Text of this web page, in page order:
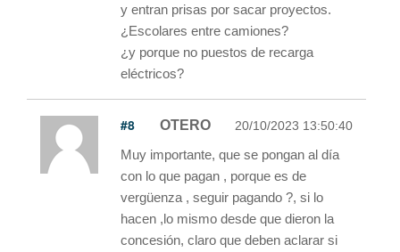
y entran prisas por sacar proyectos.
¿Escolares entre camiones?
¿y porque no puestos de recarga
eléctricos?
#8 OTERO 20/10/2023 13:50:40
Muy importante, que se pongan al día
con lo que pagan , porque es de
vergüenza , seguir pagando ?, si lo
hacen ,lo mismo desde que dieron la
concesión, claro que deben aclarar si